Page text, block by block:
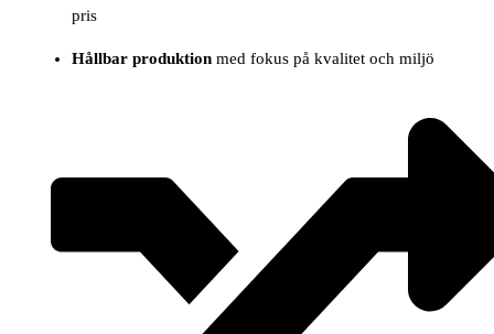
pris
Hållbar produktion med fokus på kvalitet och miljö